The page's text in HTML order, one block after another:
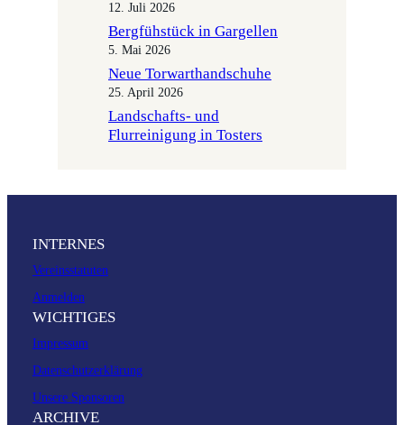
12. Juli 2026
Bergfühstück in Gargellen
5. Mai 2026
Neue Torwarthandschuhe
25. April 2026
Landschafts- und
Flurreinigung in Tosters
INTERNES
Vereinsstatuten
Anmelden
WICHTIGES
Impressum
Datenschutzerklärung
Unsere Sponsoren
ARCHIVE